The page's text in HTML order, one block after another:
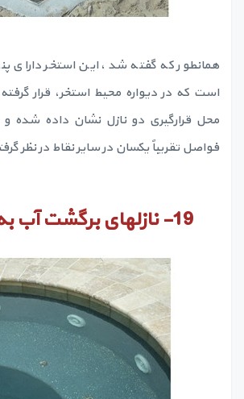
همانطور که گفته شد، این استخر دارای
است که در دیواره محیط استخر، قرار
محل قرارگیری دو نازل نشان داده شده و
فواصل تقریباً یکسان در سایر نقاط در نظر
19- نازلهای برگشت آب